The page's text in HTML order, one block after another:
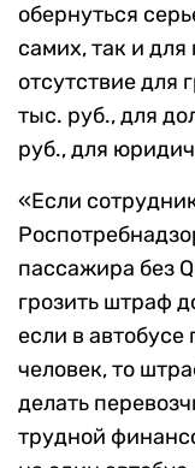
обернуться
самих, так и
отсутствие для
тыс. руб., для
руб., для
«Если
пассажира без
грозить штраф
если в
человек, то
делать
трудной